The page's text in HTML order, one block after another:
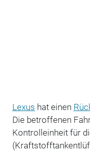
Lexus hat einen
Die betroffenen
Kontrolleinheit für